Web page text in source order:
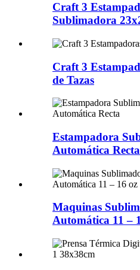
Craft 3
Sublimadora
Craft 3
de Tazas
Estampadora
Automática Recta
Maquinas
Automática 11 –